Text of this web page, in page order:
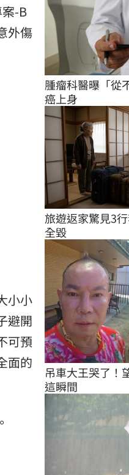
-B
外傷
小小
避開
可預
面的
腫瘤科醫曝「從
癌上身
旅遊返家驚見3
全毀
吊車大王哭了！
這瞬間